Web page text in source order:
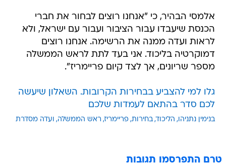
אלמסי הבהיר, כי "אנחנו רוצים לבחור את חברי
הכנסת שיעבדו עבור הציבור ועבור עם ישראל, ולא
לראות ועדה ממנה את הרשימה. אנחנו רוצים
דמוקרטיה בליכוד. אני בעד לתת לראש הממשלה
מספר שריונים, אך לצד קיום פריימריז".
גלו למי להצביע בבחירות הקרובות. השאלון שיעשה
לכם סדר בהתאם לעמדות שלכם
בנימין נתניהו הליכוד בחירות פריימריז ראש הממשלה ועדה מסדרת
טרם התפרסמו תגובות